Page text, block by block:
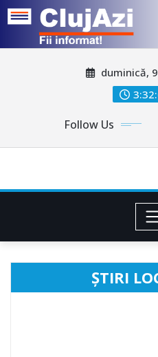
duminică,
Follow Us
ȘTIRI